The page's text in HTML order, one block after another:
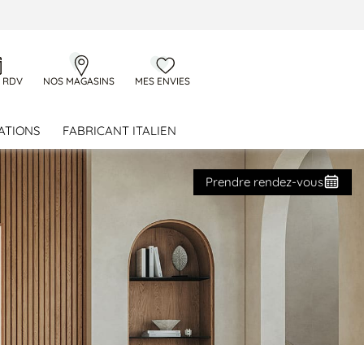
RDV NOS MAGASINS MES ENVIES
FABRICANT ITALIEN
Prendre rendez-vous